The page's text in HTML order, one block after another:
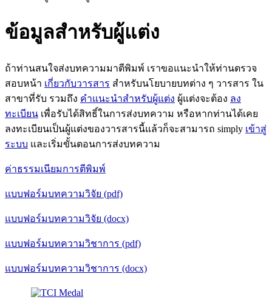
ข้อมูลสำหรับผู้แต่ง
ถ้าท่านสนใจส่งบทความมาตีพิมพ์ เราขอแนะนำให้ท่านตรวจ
สอบหน้า เกี่ยวกับวารสาร สำหรับนโยบายบทต่าง ๆ วารสาร ใน
สาขาที่รับ รวมถึง คำแนะนำสำหรับผู้แต่ง ผู้แต่งจะต้อง ลง
ทะเบียน เพื่อรับได้สิทธิ์ในการส่งบทความ หรือหากท่านได้เคย
ลงทะเบียนเป็นผู้แต่งของวารสารนี้แล้วก็จะสามารถ simply เข้าสู่
ระบบ และเริ่มขั้นตอนการส่งบทความ
ค่าธรรมเนียมการตีพิมพ์
แบบฟอร์มบทความวิจัย (pdf)
แบบฟอร์มบทความวิจัย (docx)
แบบฟอร์มบทความวิชาการ (pdf)
แบบฟอร์มบทความวิชาการ (docx)